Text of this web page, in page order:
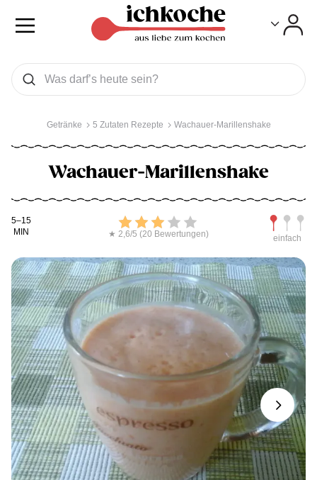
Was wollen Sie suchen
Suchen
Getränke 5 Zutaten Rezepte Wachauer-Marillenshake
Wachauer-Marillenshake
Kochdauer
5–15
MIN
Bewerten
★ 2,6/5 (20 Bewertungen) einfach
Next